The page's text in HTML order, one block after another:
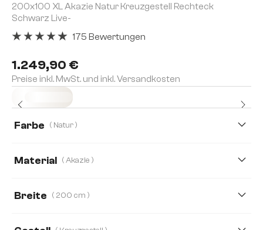
200x100 XL Akazie Natur Kreuzgestell Rechteck
Schwarz Live-
1.249,90 €
Preise inkl. MwSt. und inkl. Versandkosten
175 Bewertungen
Farbe ( Natur )
Material ( Akazie )
Breite ( 200 cm )